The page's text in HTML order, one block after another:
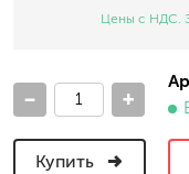
Цены с НДС.
- +
Купить